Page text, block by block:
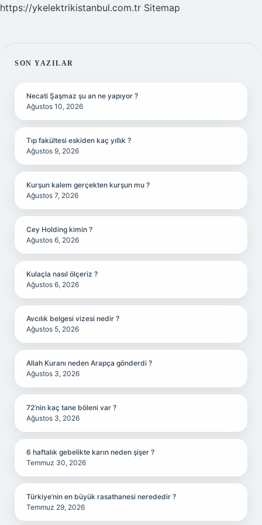
https://ykelektrikistanbul.com.tr Sitemap
SIDEBAR
SON YAZILAR
Necati Şaşmaz şu an ne yapıyor ?
Ağustos 10, 2026
Tıp fakültesi eskiden kaç yıllık ?
Ağustos 9, 2026
Kurşun kalem gerçekten kurşun mu ?
Ağustos 7, 2026
Cey Holding kimin ?
Ağustos 6, 2026
Kulaçla nasıl ölçeriz ?
Ağustos 6, 2026
Avcılık belgesi vizesi nedir ?
Ağustos 5, 2026
Allah Kuranı neden Arapça gönderdi ?
Ağustos 3, 2026
72’nin kaç tane böleni var ?
Ağustos 3, 2026
6 haftalık gebelikte karın neden şişer ?
Temmuz 30, 2026
Türkiye’nin en büyük rasathanesi nerededir ?
Temmuz 29, 2026